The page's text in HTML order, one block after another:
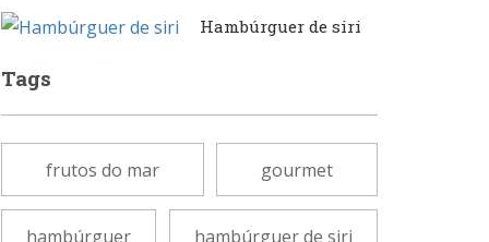
Japonesa e Oriental
Massas
Padarias e Confeitarias
Peixes e Frutos do Mar
Hambúrguer de siri
Tags
frutos do mar gourmet
hambúrguer hambúrguer de siri